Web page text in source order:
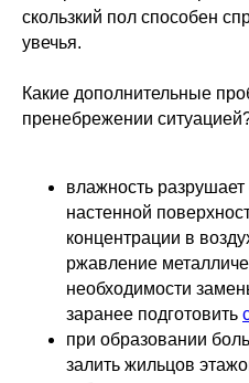
скользкий пол способен
увечья.
Какие дополнительные
пренебрежении
влажность
настенной
концентрации в
ржавление
необходимости
заранее подготовить
при образовании
залить жильцов